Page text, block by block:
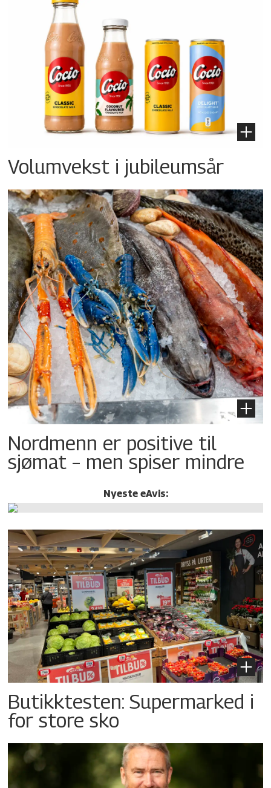
Volumvekst i jubileumsår
Nordmenn er positive til
sjømat – men spiser mindre
Nyeste eAvis:
Butikktesten: Supermarked i
for store sko